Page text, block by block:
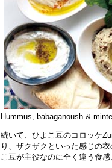
Hummus, babaganoush &
続いて、ひよこ豆のコロッケ
り、ザクザクといった感じの
こ豆が主役なのに全く違う食